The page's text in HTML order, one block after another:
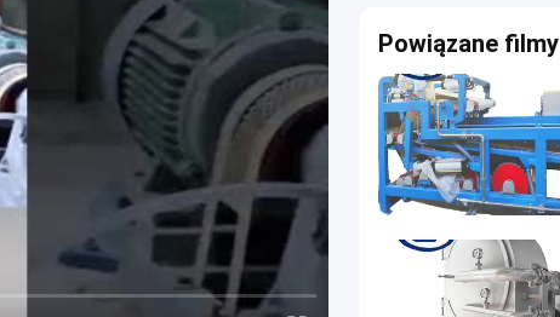
Powiązane filmy